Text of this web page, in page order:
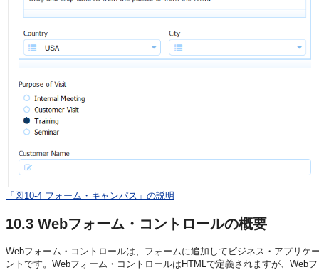
「図10-4 フォーム・キャンパス」の説明
10.3 Webフォーム・コントロールの概要
Webフォーム・コントロールは、フォームに追加してビジネス・アプリ
ントです。Webフォーム・コントロールはHTMLで定義されますが、Web